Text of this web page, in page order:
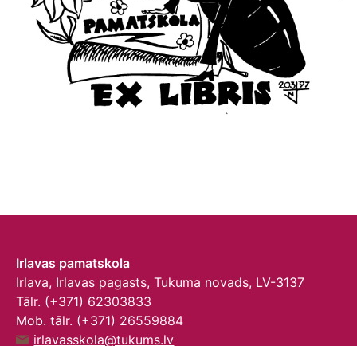
Irlavas pamatskola
Irlava, Irlavas pagasts, Tukuma novads, LV-3137
Tālr. (+371) 62303833
Mob. tālr. (+371) 26559884
irlavasskola@tukums.lv